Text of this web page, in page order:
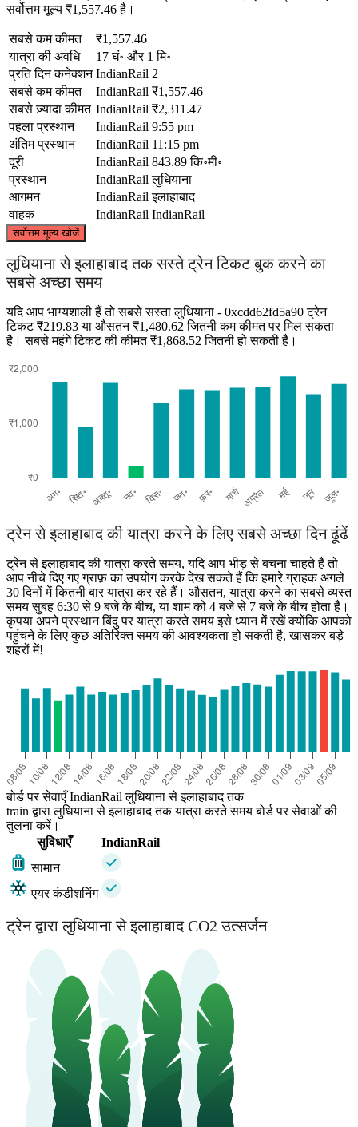
सर्वोत्तम मूल्य ₹1,557.46 है।
सबसे कम कीमत
₹1,557.46
यात्रा की अवधि
17 घं॰ और 1 मि॰
प्रति दिन कनेक्शन IndianRail 2
सबसे कम कीमत
IndianRail ₹1,557.46
सबसे ज़्यादा कीमत IndianRail ₹2,311.47
पहला प्रस्थान
IndianRail 9:55 pm
अंतिम प्रस्थान
IndianRail 11:15 pm
दूरी
IndianRail 843.89 कि॰मी॰
प्रस्थान
IndianRail लुधियाना
आगमन
IndianRail इलाहाबाद
वाहक
IndianRail IndianRail
सर्वोत्तम मूल्य खोजें
©CARTO
लुधियाना से इलाहाबाद तक सस्ते ट्रेन टिकट बुक करने का
सबसे अच्छा समय
यदि आप भाग्यशाली हैं तो सबसे सस्ता लुधियाना - 0xcdd62fd5a90 ट्रेन
टिकट ₹219.83 या औसतन ₹1,480.62 जितनी कम कीमत पर मिल सकता
है। सबसे महंगे टिकट की कीमत ₹1,868.52 जितनी हो सकती है।
ट्रेन से इलाहाबाद की यात्रा करने के लिए सबसे अच्छा दिन ढूंढें
ट्रेन से इलाहाबाद की यात्रा करते समय, यदि आप भीड़ से बचना चाहते हैं तो
आप नीचे दिए गए ग्राफ़ का उपयोग करके देख सकते हैं कि हमारे ग्राहक अगले
30 दिनों में कितनी बार यात्रा कर रहे हैं। औसतन, यात्रा करने का सबसे व्यस्त
समय सुबह 6:30 से 9 बजे के बीच, या शाम को 4 बजे से 7 बजे के बीच होता है।
कृपया अपने प्रस्थान बिंदु पर यात्रा करते समय इसे ध्यान में रखें क्योंकि आपको
पहुंचने के लिए कुछ अतिरिक्त समय की आवश्यकता हो सकती है, खासकर बड़े
शहरों में!
बोर्ड पर सेवाएँ IndianRail लुधियाना से इलाहाबाद तक
train द्वारा लुधियाना से इलाहाबाद तक यात्रा करते समय बोर्ड पर सेवाओं की
तुलना करें।
सुविधाएँ
IndianRail
सामान
एयर कंडीशनिंग
ट्रेन द्वारा लुधियाना से इलाहाबाद CO2 उत्सर्जन